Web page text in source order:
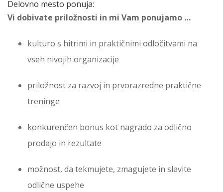
Delovno mesto ponuja:
Vi dobivate priložnosti in mi Vam ponujamo …
kulturo s hitrimi in praktičnimi odločitvami na
vseh nivojih organizacije
priložnost za razvoj in prvorazredne praktične
treninge
konkurenčen bonus kot nagrado za odlično
prodajo in rezultate
možnost, da tekmujete, zmagujete in slavite
odlične uspehe